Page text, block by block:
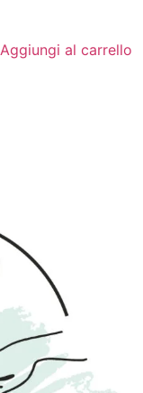
Aggiungi al carrello